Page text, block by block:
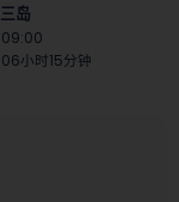
岛
09:00
06小时15分钟